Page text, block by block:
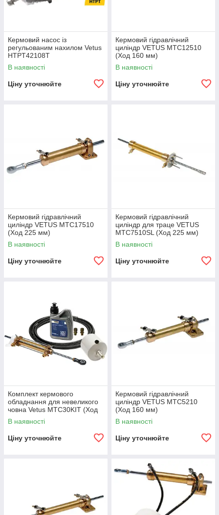
Кермовий насос із
регульованим нахилом Vetus
HTPT42108T
В наявності
Ціну уточнюйте
Кермовий гідравлічний
циліндр VETUS MTC12510
(Ход 160 мм)
В наявності
Ціну уточнюйте
Кермовий гідравлічний
циліндр VETUS MTC17510
(Ход 225 мм)
В наявності
Ціну уточнюйте
Кермовий гідравлічний
циліндр для траце VETUS
MTC7510SL (Ход 225 мм)
В наявності
Ціну уточнюйте
Комплект кермового
обладнання для невеликого
човна Vetus MTC30KIT (Ход
150 мм)
В наявності
Ціну уточнюйте
Кермовий гідравлічний
циліндр VETUS MTC5210
(Ход 160 мм)
В наявності
Ціну уточнюйте